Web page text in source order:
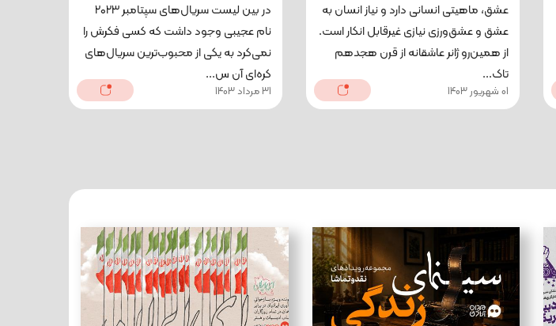
عشق، ماهيتى انسانى دارد و نیاز انسان به
عشق و عشق‌ورزی نیازی غیرقابل انکار است.
از همین‌رو ژانر عاشقانه از قرن هجدهم
تاک...
01 شهریور 1403
در بین لیست سریال‌های سپتامبر ۲۰۲۳
نام عجیبی وجود داشت که کسی فکرش را
نمی‌کرد به یکی از محبوب‌ترین سریال‌های
کره‌ای آن س...
31 مرداد 1403